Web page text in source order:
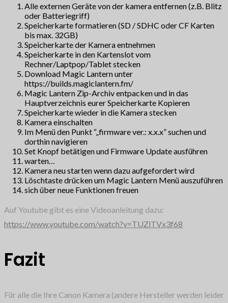
Alle externen Geräte von der kamera entfernen (z.B. Blitz
oder Batteriegriff)
Speicherkarte formatieren (SD / SDHC oder CF Karten
bis max. 32GB)
Speicherkarte der Kamera entnehmen
Speicherkarte in den Kartenslot vom
Rechner/Laptpop/Tablet stecken
Download Magic Lantern unter
https://builds.magiclantern.fm/
Magic Lantern Zip-Archiv entpacken und in das
Hauptverzeichnis eurer Speicherkarte Kopieren
Speicherkarte wieder in die Kamera stecken
Kamera einschalten
Im Menü den Punkt “„firmware ver.: x.x.x” suchen und
dorthin navigieren
Set Knopf betätigen und Firmware Update ausführen
warten…
Kamera neu starten wenn dazu aufgefordert wird
Löschtaste drücken um Magic Lantern Menü auszuführen
sich über neue Funktionen freuen
Auf Youtube gibt es eine Videoanleitung dazu:
https://www.youtube.com/watch?v=TUZlTVx3f68
Fazit
Für alle die Ihre Canon Kamera (andere Hersteller werden leider